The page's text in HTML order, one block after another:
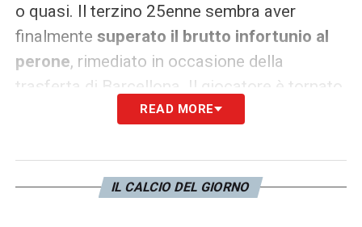
o quasi. Il terzino 25enne sembra aver
finalmente superato il brutto infortunio al
perone, rimediato in occasione della
trasferta di Barcellona. Il giocatore è tornato
ad allenarsi con la squadra (clicca qui per i
arruolabile daMassimiliano Allegri.
Contrariamente a quanto trapelato dalle
READ MORE
IL CALCIO DEL GIORNO